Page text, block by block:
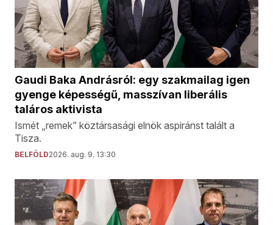
Gaudi Baka Andrásról: egy szakmailag igen
gyenge képességű, masszívan liberális
taláros aktivista
Ismét „remek” köztársasági elnök aspiránst talált a
Tisza.
BELFÖLD2026. aug. 9. 13:30